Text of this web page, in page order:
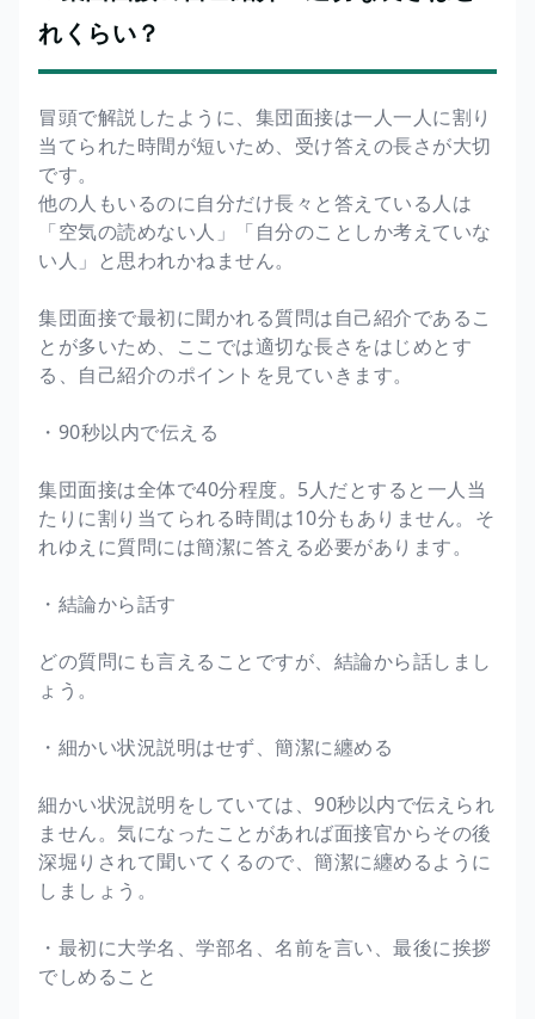
れくらい？
冒頭で解説したように、集団面接は一人一人に割り
当てられた時間が短いため、受け答えの長さが大切
です。
他の人もいるのに自分だけ長々と答えている人は
「空気の読めない人」「自分のことしか考えていな
い人」と思われかねません。
集団面接で最初に聞かれる質問は自己紹介であるこ
とが多いため、ここでは適切な長さをはじめとす
る、自己紹介のポイントを見ていきます。
・90秒以内で伝える
集団面接は全体で40分程度。5人だとすると一人当
たりに割り当てられる時間は10分もありません。そ
れゆえに質問には簡潔に答える必要があります。
・結論から話す
どの質問にも言えることですが、結論から話しまし
ょう。
・細かい状況説明はせず、簡潔に纏める
細かい状況説明をしていては、90秒以内で伝えられ
ません。気になったことがあれば面接官からその後
深堀りされて聞いてくるので、簡潔に纏めるように
しましょう。
・最初に大学名、学部名、名前を言い、最後に挨拶
でしめること